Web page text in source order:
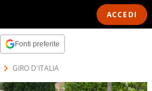
ACCEDI
Fonti preferite
GIRO D'ITALIA